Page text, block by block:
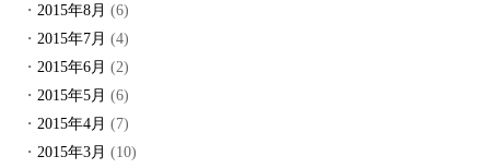
2015年8月 (6)
2015年7月 (4)
2015年6月 (2)
2015年5月 (6)
2015年4月 (7)
2015年3月 (10)